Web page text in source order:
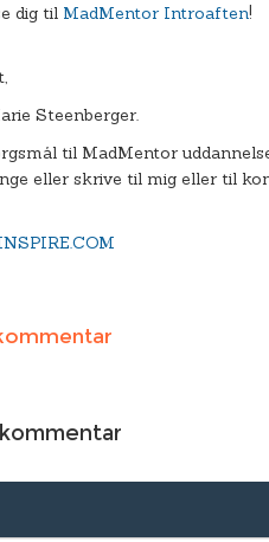
dig til MadMentor Introaften!
Steenberger.
til MadMentor
eller skrive til mig eller til